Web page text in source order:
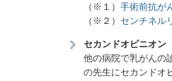
（※１） 手術前抗が
（※２） センチネル
セカンドオピニオン
他の病院で乳がんの
の先生にセカンドオ